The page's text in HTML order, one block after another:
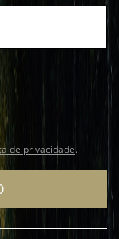
de privacidade.